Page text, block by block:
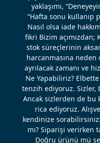
yaklaşımı,
“Hafta sonu kullanıp
Nasıl olsa iade
fikri Bizim açımızdan;
stok süreçlerinin
harcanmasına
ayrılacak zamanı ve
Ne Yapabiliriz?
tenzih ediyoruz.
Ancak sizlerden de bu
rica ediyoruz.
kendinize
mı? Siparişi verirken
Doğru ürünü mü